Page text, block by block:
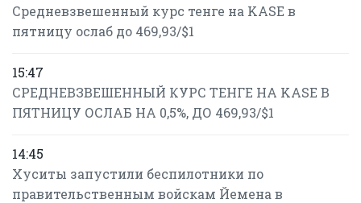
Средневзвешенный курс тенге на KASE в
пятницу ослаб до 469,93/$1
15:47
СРЕДНЕВЗВЕШЕННЫЙ КУРС ТЕНГЕ НА KASE В
ПЯТНИЦУ ОСЛАБ НА 0,5%, ДО 469,93/$1
14:45
Хуситы запустили беспилотники по
правительственным войскам Йемена в